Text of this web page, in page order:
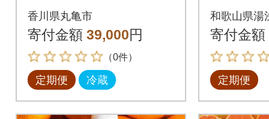
月)】冬のいいとこど
り定期便全3回
香川県丸亀市
寄付金額 39,000円
（0件）
定期便 冷蔵
ーツセ
ン・な
全3回
和歌山県湯
寄付金額
定期便